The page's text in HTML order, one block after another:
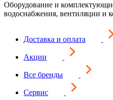
Оборудование и
водоснабжения, вентиляции и
Доставка и оплата
Акции
Все бренды
Сервис